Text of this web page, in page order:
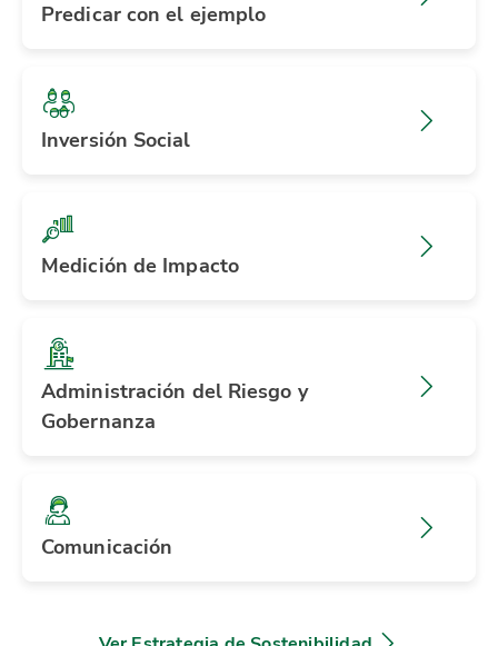
Predicar con el ejemplo
Inversión Social
Medición de Impacto
Administración del Riesgo y
Gobernanza
Comunicación